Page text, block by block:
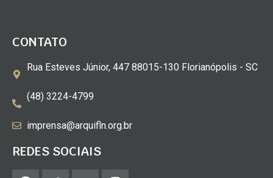
CONTATO
Rua Esteves Júnior, 447 88015-130 Florianópolis - SC
(48) 3224-4799
imprensa@arquifln.org.br
REDES SOCIAIS